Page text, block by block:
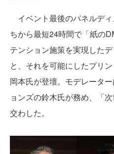
イベント最後のパネルデ
ちから最短24時間で「紙の
テンション施策を実現した
と、それを可能にしたプリ
岡本氏が登壇。モデレータ
ョンズの鈴木氏が務め、「
交わした。